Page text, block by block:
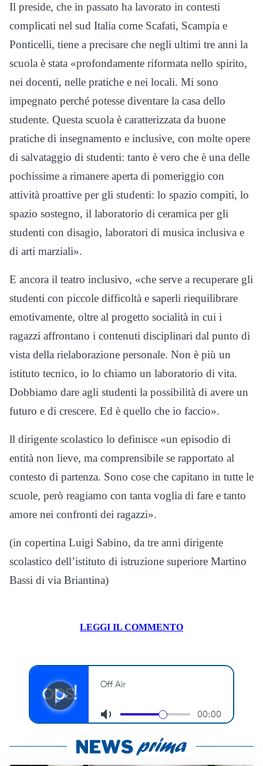
Il preside, che in passato ha lavorato in contesti
complicati nel sud Italia come Scafati, Scampia e
Ponticelli, tiene a precisare che negli ultimi tre anni la
scuola è stata «profondamente riformata nello spirito,
nei docenti, nelle pratiche e nei locali. Mi sono
impegnato perché potesse diventare la casa dello
studente. Questa scuola è caratterizzata da buone
pratiche di insegnamento e inclusive, con molte opere
di salvataggio di studenti: tanto è vero che è una delle
pochissime a rimanere aperta di pomeriggio con
attività proattive per gli studenti: lo spazio compiti, lo
spazio sostegno, il laboratorio di ceramica per gli
studenti con disagio, laboratori di musica inclusiva e
di arti marziali».
E ancora il teatro inclusivo, «che serve a recuperare gli
studenti con piccole difficoltà e saperli riequilibrare
emotivamente, oltre al progetto socialità in cui i
ragazzi affrontano i contenuti disciplinari dal punto di
vista della rielaborazione personale. Non è più un
istituto tecnico, io lo chiamo un laboratorio di vita.
Dobbiamo dare agli studenti la possibilità di avere un
futuro e di crescere. Ed è quello che io faccio».
ll dirigente scolastico lo definisce «un episodio di
entità non lieve, ma comprensibile se rapportato al
contesto di partenza. Sono cose che capitano in tutte le
scuole, però reagiamo con tanta voglia di fare e tanto
amore nei confronti dei ragazzi».
(in copertina Luigi Sabino, da tre anni dirigente
scolastico dell’istituto di istruzione superiore Martino
Bassi di via Briantina)
LEGGI IL COMMENTO